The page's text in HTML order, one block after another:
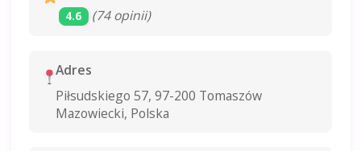
4.6 (74 opinii)
Adres
Piłsudskiego 57, 97-200 Tomaszów
Mazowiecki, Polska